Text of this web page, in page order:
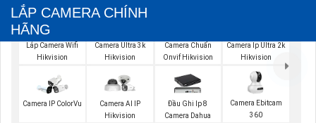
LẮP CAMERA CHÍNH
HÃNG
Lắp Camera Wifi
Hikvision
Camera Ultra 3k
Hikvision
Camera Chuẩn
Onvif Hikvision
Camera Ip Ultra 2k
Hikvision
Camera IP ColorVu
Camera AI IP
Hikvision
Đầu Ghi Ip 8
Camera Dahua
Camera Ebitcam
360